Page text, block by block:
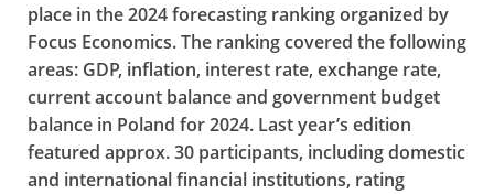
place in the 2024 forecasting ranking organized by
Focus Economics. The ranking covered the following
areas: GDP, inflation, interest rate, exchange rate,
current account balance and government budget
balance in Poland for 2024. Last year’s edition
featured approx. 30 participants, including domestic
and international financial institutions, rating